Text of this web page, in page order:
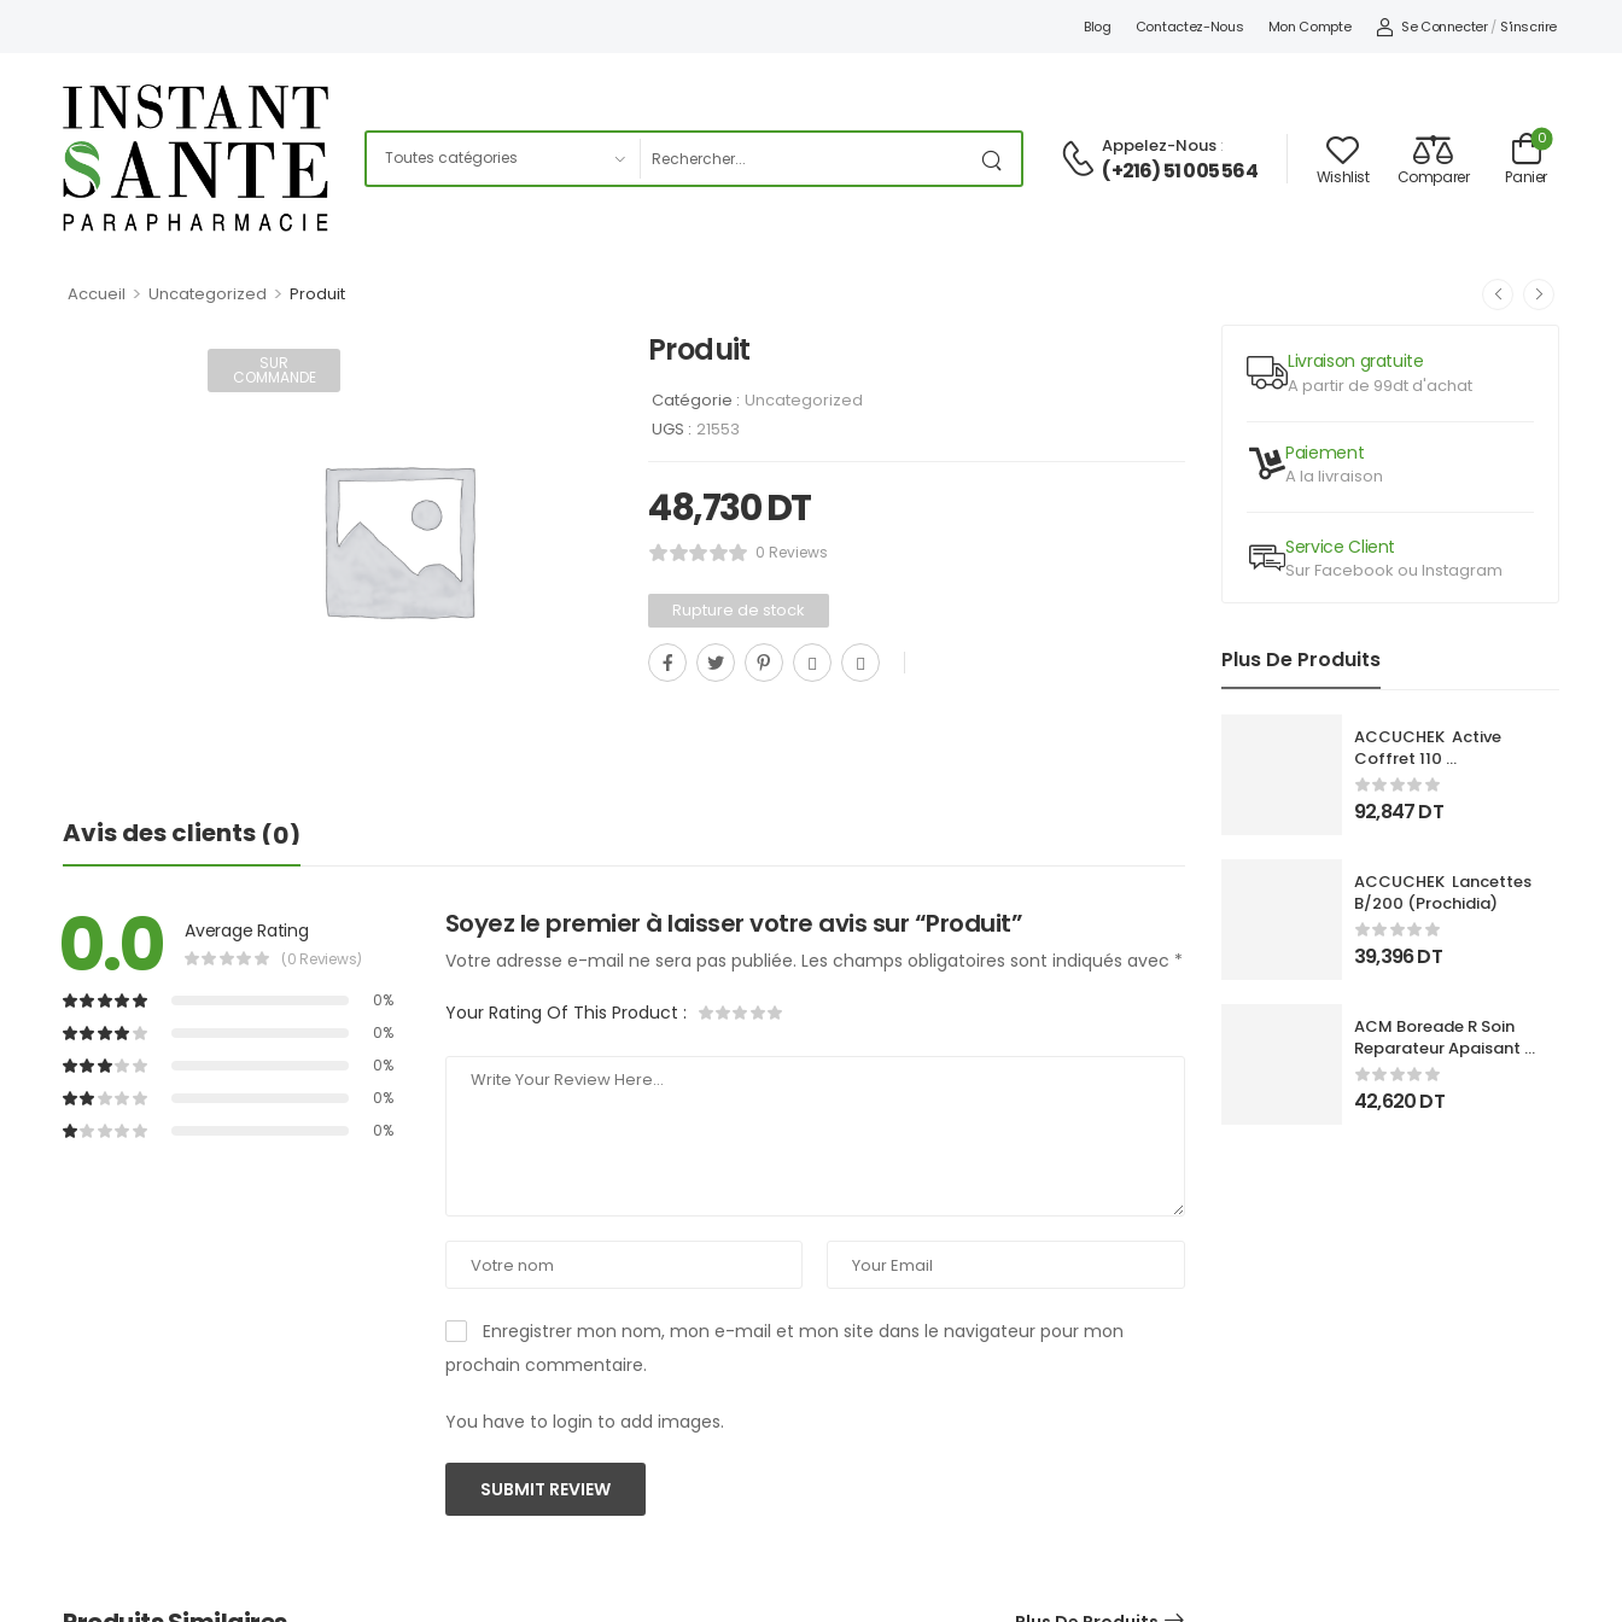
Blog Contactez-Nous Mon Compte Se Connecter / S'inscrire
Appelez-Nous :
(+216) 51 005 564 Wishlist Comparer Panier
0
Accueil > Uncategorized > Produit
Livraison gratuite
A partir de 99dt d'achat
Paiement
A la livraison
Service Client
Sur Facebook ou Instagram
Plus De Produits
ACCUCHEK  Active
Coffret 110
Bandlettes+Appareil
92,847DT
ACCUCHEK  Lancettes
B/200 (Prochidia)
39,396DT
ACM Boreade R Soin
Reparateur Apaisant
40Ml
42,620DT
SUR
COMMANDE
Produit
Catégorie : Uncategorized
UGS : 21553
48,730DT
0 Reviews
Rupture de stock
Avis des clients (0)
0.0 Average Rating
(0 Reviews)
0%
0%
0%
0%
0%
Soyez le premier à laisser votre avis sur “Produit”
Votre adresse e-mail ne sera pas publiée. Les champs obligatoires sont indiqués avec *
Your Rating Of This Product :
Enregistrer mon nom, mon e-mail et mon site dans le navigateur pour mon
prochain commentaire.
You have to login to add images.
SUBMIT REVIEW